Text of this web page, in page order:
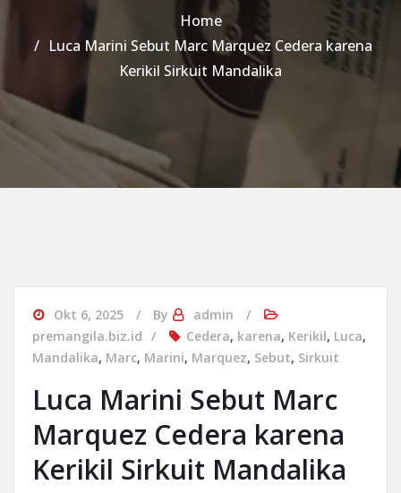
Home
Luca Marini Sebut Marc Marquez Cedera karena
Kerikil Sirkuit Mandalika
Okt 6, 2025 By
admin
premangila.biz.id
Cedera, karena, Kerikil, Luca,
Mandalika, Marc, Marini, Marquez, Sebut, Sirkuit
Luca Marini Sebut Marc
Marquez Cedera karena
Kerikil Sirkuit Mandalika